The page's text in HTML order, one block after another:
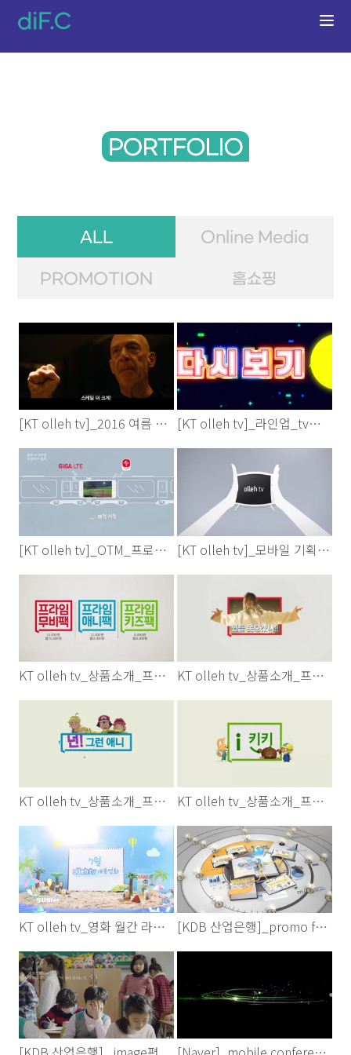
ALL Online Media
PROMOTION 홈쇼핑
[KT olleh tv]_2016 여름 브랜딩_액션ver [KT olleh tv]_라인업_tv다시보기 차트(2016)
[KT olleh tv]_OTM_프로야구 [KT olleh tv]_모바일 기획_이어보기
KT olleh tv_상품소개_프라임 3팩 KT olleh tv_상품소개_프라임무비팩
KT olleh tv_상품소개_프라임애니팩 KT olleh tv_상품소개_프라임키즈팩
KT olleh tv_영화 월간 라인업(2016) [KDB 산업은행]_promo fact편